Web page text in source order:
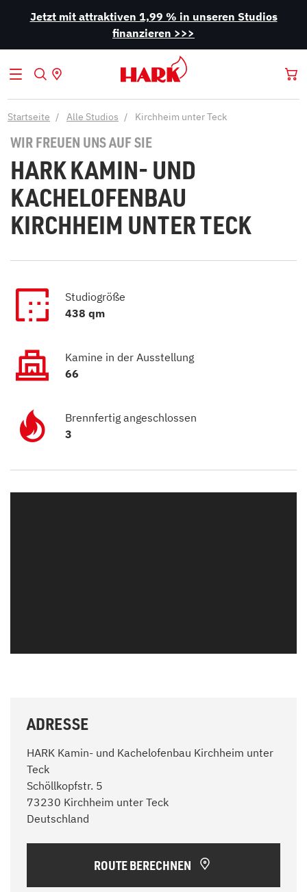
Jetzt mit attraktiven 1,99 % in unseren Studios
finanzieren >>>
Startseite Alle Studios Kirchheim unter Teck
WIR FREUEN UNS AUF SIE
HARK KAMIN- UND
KACHELOFENBAU
KIRCHHEIM UNTER TECK
Studiogröße
438 qm
Kamine in der Ausstellung
66
Brennfertig angeschlossen
3
ADRESSE
HARK Kamin- und Kachelofenbau Kirchheim unter
Teck
Schöllkopfstr. 5
73230 Kirchheim unter Teck
Deutschland
ROUTE BERECHNEN